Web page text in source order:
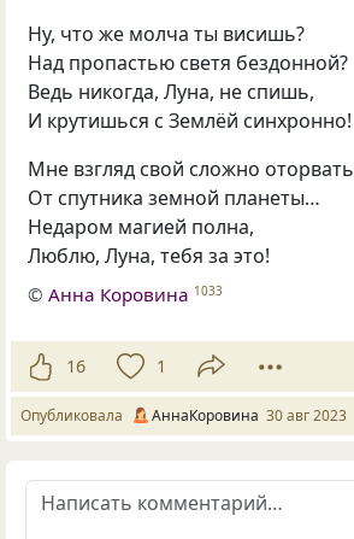
Ну, что же молча ты висишь?
Над пропастью светя бездонной?
Ведь никогда, Луна, не спишь,
И крутишься с Землёй синхронно!
Мне взгляд свой сложно оторвать
От спутника земной планеты…
Недаром магией полна,
Люблю, Луна, тебя за это!
©Анна Коровина 1033
16 1
Опубликовала АннаКоровина 30 авг 2023